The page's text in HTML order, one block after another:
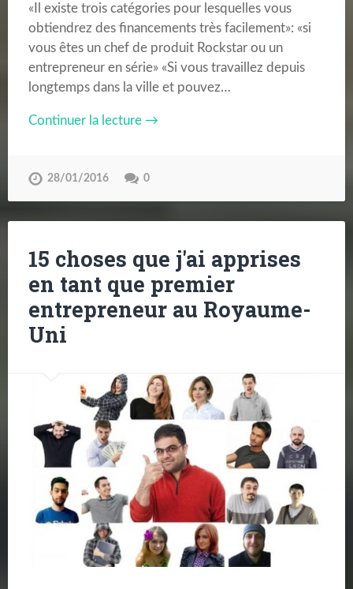
«Il existe trois catégories pour lesquelles vous
obtiendrez des financements très facilement»: «si
vous êtes un chef de produit Rockstar ou un
entrepreneur en série» «Si vous travaillez depuis
longtemps dans la ville et pouvez…
Continuer la lecture →
28/01/2016 0
15 choses que j'ai apprises
en tant que premier
entrepreneur au Royaume-
Uni